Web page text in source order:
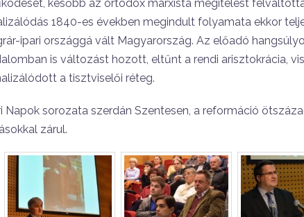
később az ortodox marxista megítélést
1840-es években megindult folyamata ekkor
ipari országgá vált Magyarország. Az előadó
is változást hozott, eltűnt a rendi arisztokrácia,
a tisztviselői réteg.
Napok sorozata szerdán Szentesen, a reformáció
zárul.